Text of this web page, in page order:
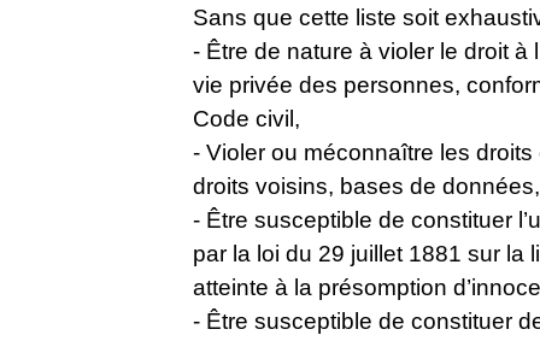
Sans que cette liste soit
- Être de nature à violer le droit à
vie privée des personnes,
Code civil,
- Violer ou méconnaître les
droits voisins, bases de
- Être susceptible de constituer
par la loi du 29 juillet 1881 sur la
atteinte à la présomption
- Être susceptible de constituer